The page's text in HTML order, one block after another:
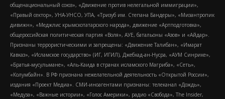
общенациональный союз», «Движение против нелегальной иммиграции»,
«Правый сектор», УНА-УНСО, УПА, «Тризуб им. Степана Бандеры», «Мизантропик
дивижн», «Меджлис крымскотатарского народа», движение «Артподготовка»,
общероссийская политическая партия «Воля», АУЕ, батальоны «Азов» и «Айдар».
Признаны террористическими и запрещены: «Движение Талибан», «Имарат
Кавказ», «Исламское государство» (ИГ, ИГИЛ), Джебхад-ан-Нусра, «АУМ Синрике»,
«Братья-мусульмане», «Аль-Каида в странах исламского Магриба», «Сеть»,
«Колумбайн». В РФ признана нежелательной деятельность «Открытой России»,
издания «Проект Медиа». СМИ-иноагентами признаны: телеканал «Дождь»,
«Медуза», «Важные истории», «Голос Америки», радио «Свобода», The Insider,